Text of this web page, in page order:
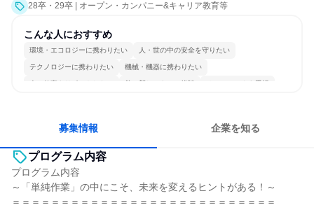
28卒・29卒 | オープン・カンパニー&キャリア教育等
こんな人におすすめ
環境・エコロジーに携わりたい 人・世の中の安全を守りたい
テクノロジーに携わりたい 機械・機器に携わりたい
人の仕事をサポートしたい 常に新しいものに挑戦 チームワークを重視
募集情報 企業を知る
プログラム内容
プログラム内容
～「単純作業」の中にこそ、未来を変えるヒントがある！～
＝＝＝＝＝＝＝＝＝＝＝＝＝＝＝＝＝＝＝＝＝＝＝＝＝＝＝